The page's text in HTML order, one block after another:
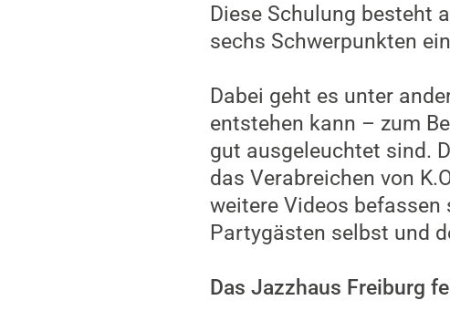
Diese Schulung besteht
sechs Schwerpunkten
Dabei geht es unter
entstehen kann – zum
gut ausgeleuchtet sind.
das Verabreichen von
weitere Videos befassen
Partygästen selbst und
Das Jazzhaus Freiburg